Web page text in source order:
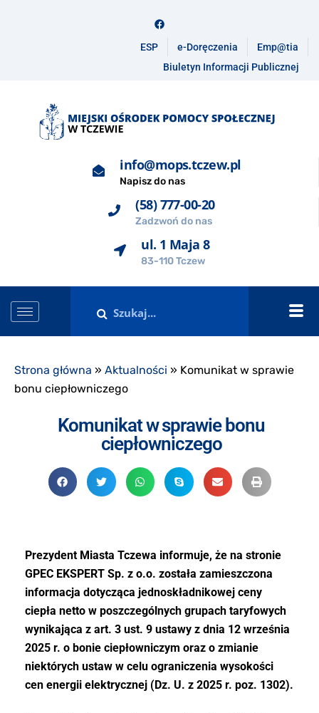
ESP e-Doręczenia
Emp@tia
Biuletyn Informacji Publicznej
info@mops.tczew.pl
Napisz do nas
(58) 777-00-20
Zadzwoń do nas
ul. 1 Maja 8
83-110 Tczew
Strona główna » Aktualności » Komunikat w sprawie
bonu ciepłowniczego
Komunikat w sprawie bonu
ciepłowniczego
Prezydent Miasta Tczewa informuje, że na stronie
GPEC EKSPERT Sp. z o.o. została zamieszczona
informacja dotycząca jednoskładnikowej ceny
ciepła netto w poszczególnych grupach taryfowych
wynikająca z art. 3 ust. 9 ustawy z dnia 12 września
2025 r. o bonie ciepłowniczym oraz o zmianie
niektórych ustaw w celu ograniczenia wysokości
cen energii elektrycznej (Dz. U. z 2025 r. poz. 1302).